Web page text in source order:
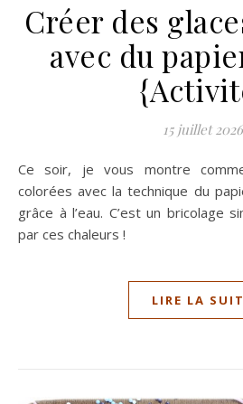
Créer des
avec du
15 juillet 2026
Ce soir, je vous montre comment créer des glaces
colorées avec la technique du
grâce à l’eau. C’est un bricolage
par ces chaleurs !
LIRE LA